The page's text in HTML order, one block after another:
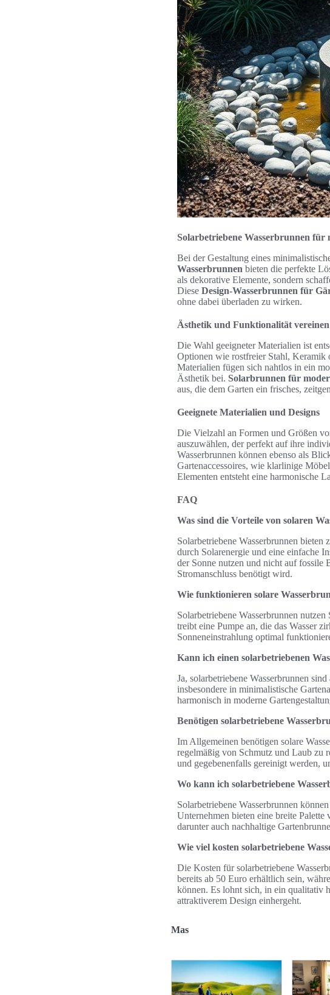
Solarbetriebene Wasserbrunnen für
Bei der Gestaltung eines
Wasserbrunnen bieten die perfekte
als dekorative Elemente, sondern
Diese Design-Wasserbrunnen für
ohne dabei überladen zu wirken.
Ästhetik und Funktionalität vereinen
Die Wahl geeigneter Materialien ist
Optionen wie rostfreier Stahl, Keramik
Materialien fügen sich nahtlos in ein
Ästhetik bei. Solarbrunnen für
aus, die dem Garten ein frisches,
Geeignete Materialien und Designs
Die Vielzahl an Formen und Größen
auszuwählen, der perfekt auf ihre
Wasserbrunnen können ebenso als
Gartenaccessoires, wie klarlinige
Elementen entsteht eine harmonische
FAQ
Was sind die Vorteile von solaren
Solarbetriebene Wasserbrunnen
durch Solarenergie und eine einfache
der Sonne nutzen und nicht auf fossile
Stromanschluss benötigt wird.
Wie funktionieren solare
Solarbetriebene Wasserbrunnen
treibt eine Pumpe an, die das Wasser
Sonneneinstrahlung optimal
Kann ich einen solarbetriebenen
Ja, solarbetriebene Wasserbrunnen
insbesondere in minimalistische
harmonisch in moderne
Benötigen solarbetriebene
Im Allgemeinen benötigen solare
regelmäßig von Schmutz und Laub zu
und gegebenenfalls gereinigt werden,
Wo kann ich solarbetriebene
Solarbetriebene Wasserbrunnen
Unternehmen bieten eine breite
darunter auch nachhaltige
Wie viel kosten solarbetriebene
Die Kosten für solarbetriebene
bereits ab 50 Euro erhältlich sein,
können. Es lohnt sich, in ein qualitativ
attraktiverem Design einhergeht.
Mas